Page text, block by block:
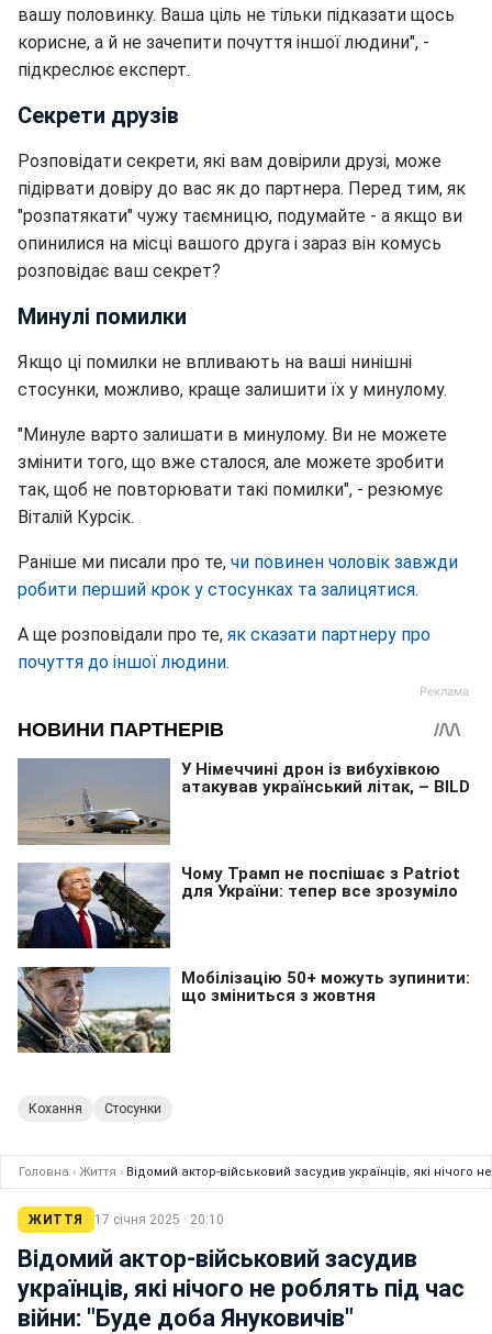
вашу половинку. Ваша ціль не тільки підказати щось
корисне, а й не зачепити почуття іншої людини", -
підкреслює експерт.
Секрети друзів
Розповідати секрети, які вам довірили друзі, може
підірвати довіру до вас як до партнера. Перед тим, як
"розпатякати" чужу таємницю, подумайте - а якщо ви
опинилися на місці вашого друга і зараз він комусь
розповідає ваш секрет?
Минулі помилки
Якщо ці помилки не впливають на ваші нинішні
стосунки, можливо, краще залишити їх у минулому.
"Минуле варто залишати в минулому. Ви не можете
змінити того, що вже сталося, але можете зробити
так, щоб не повторювати такі помилки", - резюмує
Віталій Курсік.
Раніше ми писали про те, чи повинен чоловік завжди
робити перший крок у стосунках та залицятися.
А ще розповідали про те, як сказати партнеру про
почуття до іншої людини.
Кохання Стосунки
Головна › Життя › Відомий актор-військовий засудив українців, які нічого
ЖИТТЯ 17 січня 2025 · 20:10
Відомий актор-військовий засудив
українців, які нічого не роблять під час
війни: "Буде доба Януковичів"